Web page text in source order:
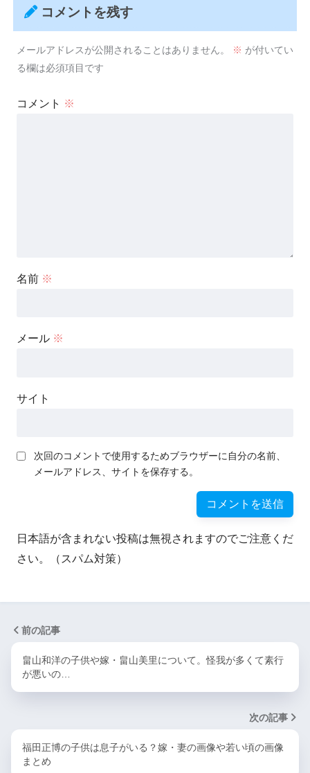
コメントを残す
メールアドレスが公開されることはありません。 ※ が付いてい
る欄は必須項目です
コメント ※
名前 ※
メール ※
サイト
次回のコメントで使用するためブラウザーに自分の名前、
メールアドレス、サイトを保存する。
日本語が含まれない投稿は無視されますのでご注意くだ
さい。（スパム対策）
前の記事
畠山和洋の子供や嫁・畠山美里について。怪我が多くて素行
が悪いの…
次の記事
福田正博の子供は息子がいる？嫁・妻の画像や若い頃の画像
まとめ